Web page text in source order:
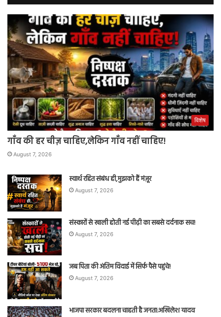
विशेष
गाँव की हर चीज़ चाहिए,लेकिन गाँव नहीं चाहिए!
August 7, 2026
स्वार्थ रहित संबंध ही,मुझको हैं मंज़ूर
August 7, 2026
संस्कारों से खाली होती नई पीढ़ी का सबसे दर्दनाक सच!
August 7, 2026
जब पिता की अंतिम विदाई में सिर्फ पैसे पहुंचे!
August 7, 2026
भाजपा सरकार बदलना चाहती है जनता:अखिलेश यादव